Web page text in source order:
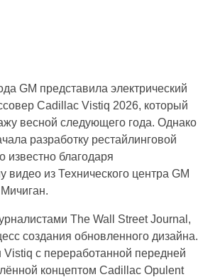
GM представила электрический
Cadillac Vistiq 2026, который
весной следующего года. Однако
разработку рестайлинговой
известно благодаря
видео из Технического центра GM
The Wall Street Journal,
создания обновленного дизайна.
Vistiq с переработанной передней
концептом Cadillac Opulent